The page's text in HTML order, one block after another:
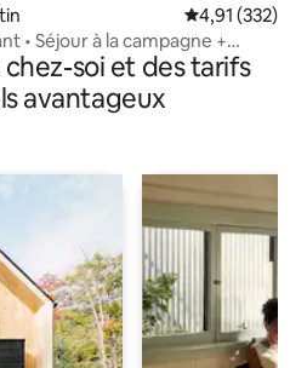
Évaluation
4,91 (332)
• Séjour à la campagne +
soi et des tarifs
avantageux